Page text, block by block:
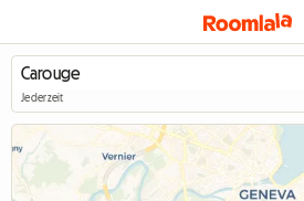
Jederzeit